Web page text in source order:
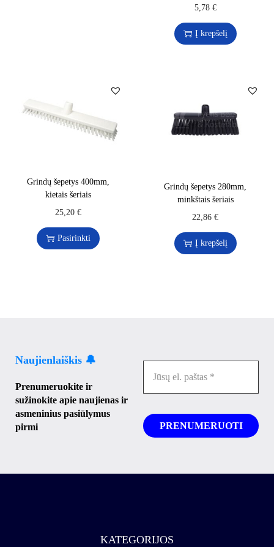
5,78 €
Į krepšelį
Grindų šepetys 400mm,
kietais šeriais
25,20€
Pasirinkti
Grindų šepetys 280mm,
minkštais šeriais
22,86€
Į krepšelį
Naujienlaiškis 🔔
Prenumeruokite ir
sužinokite apie naujienas ir
asmeninius pasiūlymus
pirmi
KATEGORIJOS